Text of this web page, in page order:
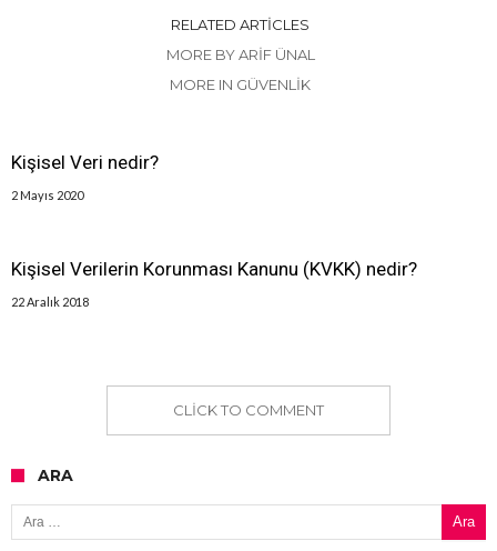
RELATED ARTICLES
MORE BY ARIF ÜNAL
MORE IN GÜVENLIK
Kişisel Veri nedir?
2 Mayıs 2020
Kişisel Verilerin Korunması Kanunu (KVKK) nedir?
22 Aralık 2018
CLICK TO COMMENT
ARA
Arama: